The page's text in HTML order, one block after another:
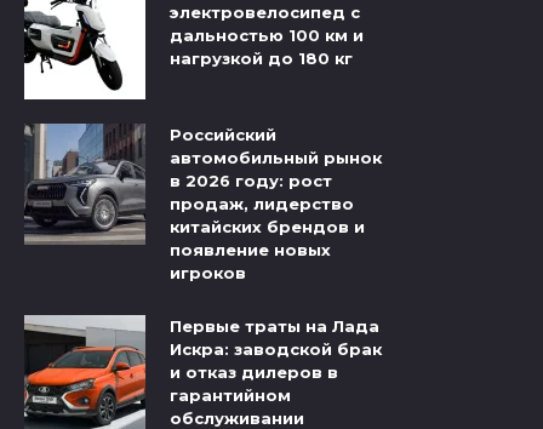
электровелосипед с
дальностью 100 км и
нагрузкой до 180 кг
Российский
автомобильный рынок
в 2026 году: рост
продаж, лидерство
китайских брендов и
появление новых
игроков
Первые траты на Лада
Искра: заводской брак
и отказ дилеров в
гарантийном
обслуживании